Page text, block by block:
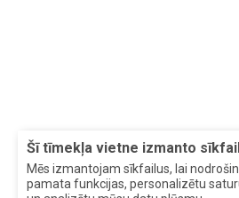
Šī tīmekļa vietne izmanto
Mēs izmantojam sīkfailus, lai
pamata funkcijas, personalizētu